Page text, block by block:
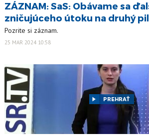
ZÁZNAM: SaS: Obávame sa
zničujúceho útoku na druhý
Pozrite si záznam.
25 MAR 2024 10:58
PREHRAŤ